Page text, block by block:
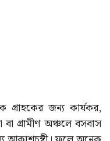
জন্য কার্যকর,
বা গ্রামীণ অঞ্চলে বসবাস